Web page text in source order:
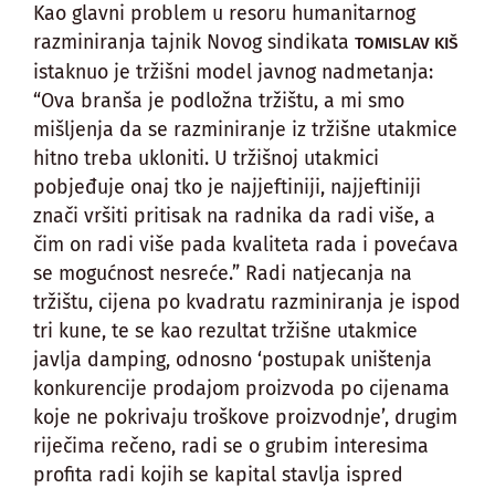
Kao glavni problem u resoru humanitarnog
razminiranja tajnik Novog sindikata TOMISLAV KIŠ
istaknuo je tržišni model javnog nadmetanja:
“Ova branša je podložna tržištu, a mi smo
mišljenja da se razminiranje iz tržišne utakmice
hitno treba ukloniti. U tržišnoj utakmici
pobjeđuje onaj tko je najjeftiniji, najjeftiniji
znači vršiti pritisak na radnika da radi više, a
čim on radi više pada kvaliteta rada i povećava
se mogućnost nesreće.” Radi natjecanja na
tržištu, cijena po kvadratu razminiranja je ispod
tri kune, te se kao rezultat tržišne utakmice
javlja damping, odnosno ‘postupak uništenja
konkurencije prodajom proizvoda po cijenama
koje ne pokrivaju troškove proizvodnje’, drugim
riječima rečeno, radi se o grubim interesima
profita radi kojih se kapital stavlja ispred